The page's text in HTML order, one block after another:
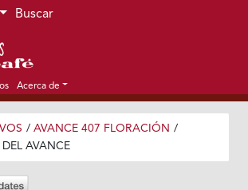
principal
sitio
Buscar
Acerca de
/ AVANCE 407 FLORACIÓN /
AVANCE